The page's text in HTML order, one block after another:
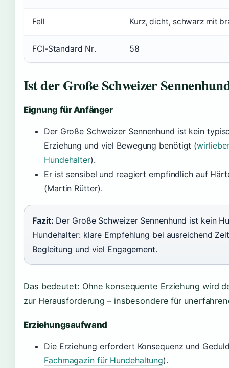
Fell Kurz, dicht, schwarz mit
FCI-Standard Nr. 58
Ist der Große Schweizer
Eignung für Anfänger
Der Große Schweizer Sennenhund ist kein
Erziehung und viel Bewegung benötigt (
Hundehalter).
Er ist sensibel und reagiert empfindlich auf
(Martin Rütter).
Fazit: Der Große Schweizer Sennenhund ist kein
Hundehalter: klare Empfehlung bei ausreichend
Begleitung und viel Engagement.
Das bedeutet: Ohne konsequente Erziehung wird
zur Herausforderung – insbesondere für
Erziehungsaufwand
Die Erziehung erfordert Konsequenz und
Fachmagazin für Hundehaltung).